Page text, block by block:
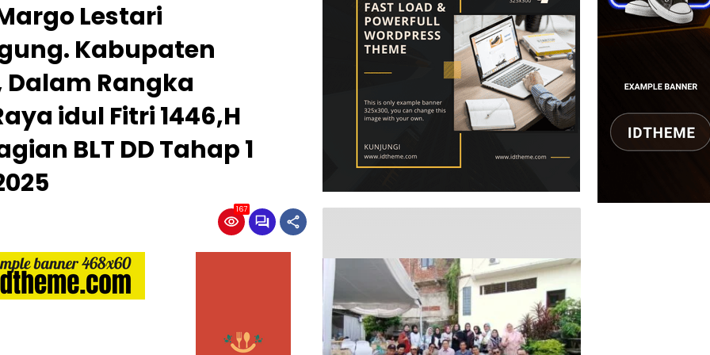
Lestari
Kabupaten
Rangka
idul Fitri 1446,H
BLT DD Tahap 1
167